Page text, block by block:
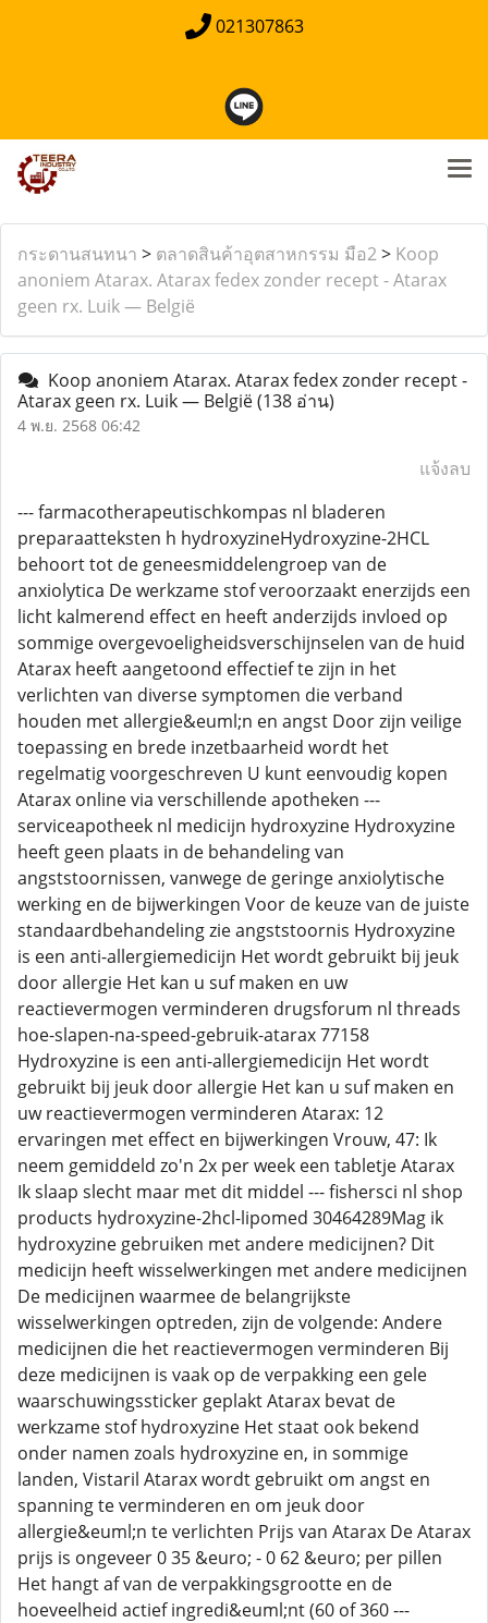
021307863
กระดานสนทนา > ตลาดสินค้าอุตสาหกรรม มือ2> Koop
anoniem Atarax. Atarax fedex zonder recept - Atarax
geen rx. Luik — België
Koop anoniem Atarax. Atarax fedex zonder recept -
Atarax geen rx. Luik — België(138 อ่าน)
4 พ.ย. 2568 06:42
แจ้งลบ
--- farmacotherapeutischkompas nl bladeren
preparaatteksten h hydroxyzineHydroxyzine-2HCL
behoort tot de geneesmiddelengroep van de
anxiolytica De werkzame stof veroorzaakt enerzijds een
licht kalmerend effect en heeft anderzijds invloed op
sommige overgevoeligheidsverschijnselen van de huid
Atarax heeft aangetoond effectief te zijn in het
verlichten van diverse symptomen die verband
houden met allergie&euml;n en angst Door zijn veilige
toepassing en brede inzetbaarheid wordt het
regelmatig voorgeschreven U kunt eenvoudig kopen
Atarax online via verschillende apotheken ---
serviceapotheek nl medicijn hydroxyzine Hydroxyzine
heeft geen plaats in de behandeling van
angststoornissen, vanwege de geringe anxiolytische
werking en de bijwerkingen Voor de keuze van de juiste
standaardbehandeling zie angststoornis Hydroxyzine
is een anti-allergiemedicijn Het wordt gebruikt bij jeuk
door allergie Het kan u suf maken en uw
reactievermogen verminderen drugsforum nl threads
hoe-slapen-na-speed-gebruik-atarax 77158
Hydroxyzine is een anti-allergiemedicijn Het wordt
gebruikt bij jeuk door allergie Het kan u suf maken en
uw reactievermogen verminderen Atarax: 12
ervaringen met effect en bijwerkingen Vrouw, 47: Ik
neem gemiddeld zo'n 2x per week een tabletje Atarax
Ik slaap slecht maar met dit middel --- fishersci nl shop
products hydroxyzine-2hcl-lipomed 30464289Mag ik
hydroxyzine gebruiken met andere medicijnen? Dit
medicijn heeft wisselwerkingen met andere medicijnen
De medicijnen waarmee de belangrijkste
wisselwerkingen optreden, zijn de volgende: Andere
medicijnen die het reactievermogen verminderen Bij
deze medicijnen is vaak op de verpakking een gele
waarschuwingssticker geplakt Atarax bevat de
werkzame stof hydroxyzine Het staat ook bekend
onder namen zoals hydroxyzine en, in sommige
landen, Vistaril Atarax wordt gebruikt om angst en
spanning te verminderen en om jeuk door
allergie&euml;n te verlichten Prijs van Atarax De Atarax
prijs is ongeveer 0 35 &euro; - 0 62 &euro; per pillen
Het hangt af van de verpakkingsgrootte en de
hoeveelheid actief ingredi&euml;nt (60 of 360 ---